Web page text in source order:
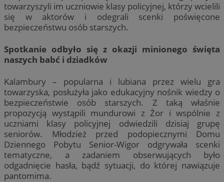
towarzyszyli im uczniowie klasy policyjnej, którzy wcielili
się w aktorów i odegrali scenki poświęcone
bezpieczeństwu osób starszych.
Spotkanie odbyło się z okazji minionego święta
naszych babć i dziadków
Kalambury – popularna i lubiana przez wielu gra
towarzyska, posłużyła jako edukacyjny nośnik wiedzy o
bezpieczeństwie osób starszych. Z taką właśnie
propozycją wystąpili mundurowi z Żor i wspólnie z
uczniami klasy policyjnej odwiedzili dzisiaj grupę
seniorów. Młodzież przed podopiecznymi Domu
Dziennego Pobytu Senior-Wigor odgrywała scenki
tematyczne, a zadaniem obserwujących było
odgadnięcie hasła, bądź sytuacji, do której nawiązuje
pantomima.